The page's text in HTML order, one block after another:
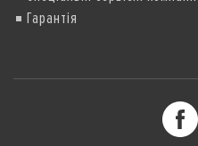
Гарантія